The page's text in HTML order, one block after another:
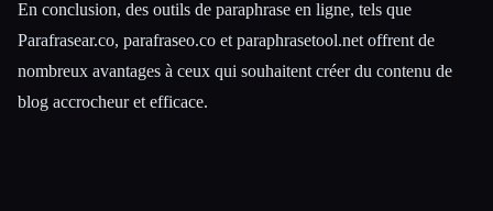
En conclusion, des outils de paraphrase en ligne, tels que
Parafrasear.co, parafraseo.co et paraphrasetool.net offrent de
nombreux avantages à ceux qui souhaitent créer du contenu de
blog accrocheur et efficace.